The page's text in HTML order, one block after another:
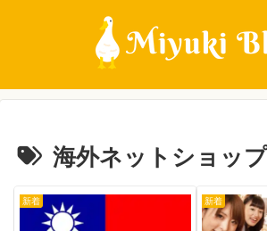
海外ネットショップ
新着 新着